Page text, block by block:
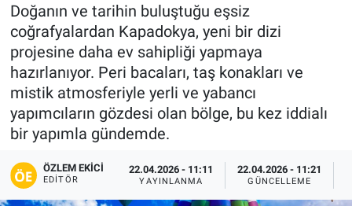
Doğanın ve tarihin buluştuğu eşsiz
coğrafyalardan Kapadokya, yeni bir dizi
projesine daha ev sahipliği yapmaya
hazırlanıyor. Peri bacaları, taş konakları ve
mistik atmosferiyle yerli ve yabancı
yapımcıların gözdesi olan bölge, bu kez iddialı
bir yapımla gündemde.
ÖZLEM EKICI
EDITÖR
22.04.2026 - 11:11
YAYINLANMA
22.04.2026 - 11:21
GÜNCELLEME
Ekonomi
Kapadokya
Turizm
Kültür - Sanat
Yaşam
Tüm Manşetler
Son Dakika Haberleri
Haber Arşivi